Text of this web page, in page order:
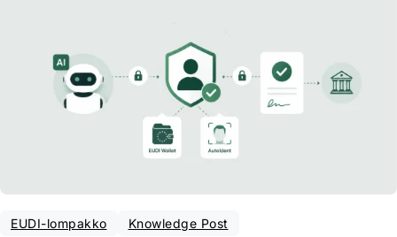
EUDI-lompakko Knowledge Post